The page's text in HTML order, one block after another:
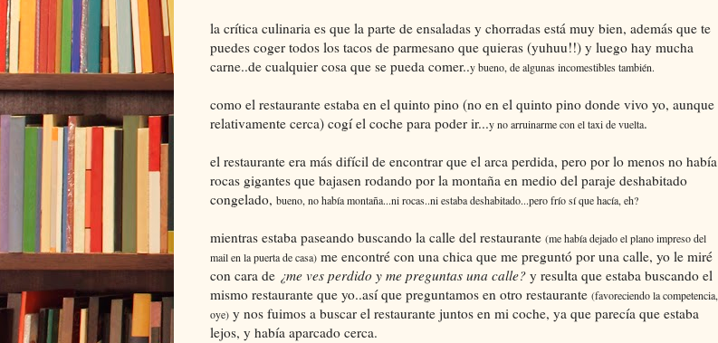
la crítica culinaria es que la parte de ensaladas y chorradas está muy bien, además que te
puedes coger todos los tacos de parmesano que quieras (yuhuu!!) y luego hay mucha
carne..de cualquier cosa que se pueda comer..y bueno, de algunas incomestibles también.
como el restaurante estaba en el quinto pino (no en el quinto pino donde vivo yo, aunque
relativamente cerca) cogí el coche para poder ir...y no arruinarme con el taxi de vuelta.
el restaurante era más difícil de encontrar que el arca perdida, pero por lo menos no había
rocas gigantes que bajasen rodando por la montaña en medio del paraje deshabitado
congelado, bueno, no había montaña...ni rocas..ni estaba deshabitado...pero frío sí que hacía, eh?
mientras estaba paseando buscando la calle del restaurante (me había dejado el plano impreso del
mail en la puerta de casa) me encontré con una chica que me preguntó por una calle, yo le miré
con cara de ¿me ves perdido y me preguntas una calle? y resulta que estaba buscando el
mismo restaurante que yo..así que preguntamos en otro restaurante (favoreciendo la competencia,
oye) y nos fuimos a buscar el restaurante juntos en mi coche, ya que parecía que estaba
lejos, y había aparcado cerca.